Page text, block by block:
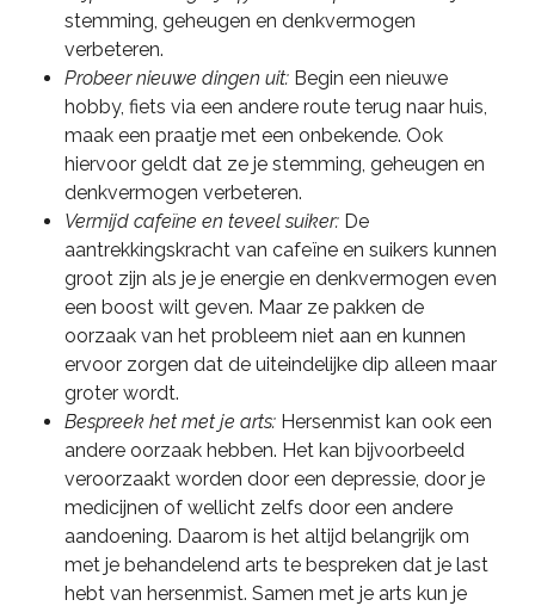
stemming, geheugen en denkvermogen
verbeteren.
Probeer nieuwe dingen uit: Begin een nieuwe
hobby, fiets via een andere route terug naar huis,
maak een praatje met een onbekende. Ook
hiervoor geldt dat ze je stemming, geheugen en
denkvermogen verbeteren.
Vermijd cafeïne en teveel suiker: De
aantrekkingskracht van cafeïne en suikers kunnen
groot zijn als je je energie en denkvermogen even
een boost wilt geven. Maar ze pakken de
oorzaak van het probleem niet aan en kunnen
ervoor zorgen dat de uiteindelijke dip alleen maar
groter wordt.
Bespreek het met je arts: Hersenmist kan ook een
andere oorzaak hebben. Het kan bijvoorbeeld
veroorzaakt worden door een depressie, door je
medicijnen of wellicht zelfs door een andere
aandoening. Daarom is het altijd belangrijk om
met je behandelend arts te bespreken dat je last
hebt van hersenmist. Samen met je arts kun je